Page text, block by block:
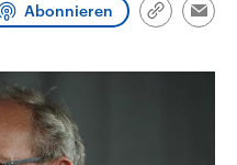
Abonnieren
Link